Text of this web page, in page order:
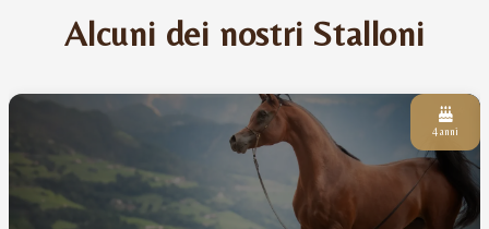
Alcuni dei nostri Stalloni
4 anni